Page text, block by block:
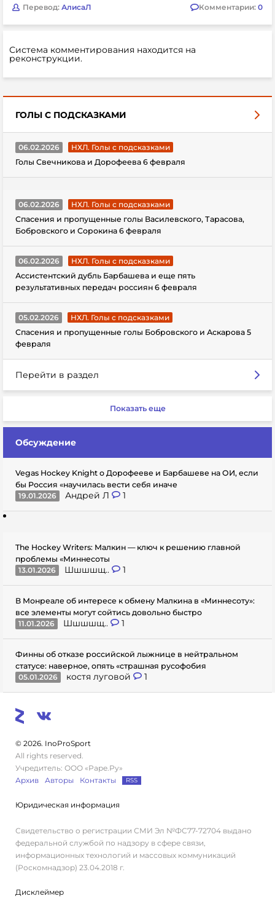
Перевод: АлисаЛ Комментарии: 0
Система комментирования находится на
реконструкции.
ГОЛЫ С ПОДСКАЗКАМИ
06.02.2026
НХЛ. Голы с подсказками
Голы Свечникова и Дорофеева 6 февраля
06.02.2026
НХЛ. Голы с подсказками
Спасения и пропущенные голы Василевского, Тарасова,
Бобровского и Сорокина 6 февраля
06.02.2026
НХЛ. Голы с подсказками
Ассистентский дубль Барбашева и еще пять
результативных передач россиян 6 февраля
05.02.2026
НХЛ. Голы с подсказками
Спасения и пропущенные голы Бобровского и Аскарова 5
февраля
Перейти в раздел
Показать еще
Обсуждение
Vegas Hockey Knight о Дорофееве и Барбашеве на ОИ, если
бы Россия «научилась вести себя иначе
19.01.2026
Андрей Л 1
The Hockey Writers: Малкин — ключ к решению главной
проблемы «Миннесоты
13.01.2026
Шшшшщ.. 1
В Монреале об интересе к обмену Малкина в «Миннесоту»:
все элементы могут сойтись довольно быстро
11.01.2026
Шшшшщ.. 1
Финны об отказе российской лыжнице в нейтральном
статусе: наверное, опять «страшная русофобия
05.01.2026
костя луговой 1
© 2026. InoProSport
All rights reserved.
Учредитель: ООО «Раре.Ру»
Архив
Авторы Контакты RSS
Юридическая информация
Свидетельство о регистрации СМИ Эл №ФС77-72704 выдано
федеральной службой по надзору в сфере связи,
информационных технологий и массовых коммуникаций
(Роскомнадзор) 23.04.2018 г.
Дисклеймер